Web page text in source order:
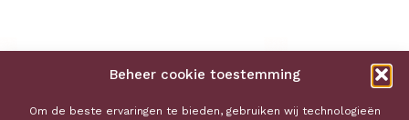
Beheer cookie toestemming
Om de beste ervaringen te bieden, gebruiken wij technologieën